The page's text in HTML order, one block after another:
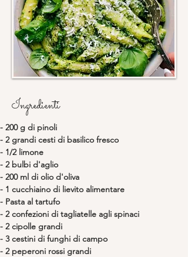
Ingredienti
- 200 g di pinoli
- 2 grandi cesti di basilico fresco
- 1/2 limone
- 2 bulbi d'aglio
- 200 ml di olio d'oliva
- 1 cucchiaino di lievito alimentare
- Pasta al tartufo
- 2 confezioni di tagliatelle agli spinaci
- 2 cipolle grandi
- 3 cestini di funghi di campo
- 2 peperoni rossi grandi